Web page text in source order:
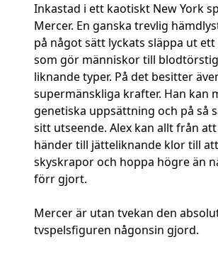
Inkastad i ett kaotiskt New York
Mercer. En ganska trevlig
på något sätt lyckats släppa ut
som gör människor till
liknande typer. På det besitter
supermänskliga krafter. Han kan
genetiska uppsättning och på så
sitt utseende. Alex kan allt från
händer till jätteliknande klor till
skyskrapor och hoppa högre än
förr gjort.
Mercer är utan tvekan den
tvspelsfiguren någonsin gjord.